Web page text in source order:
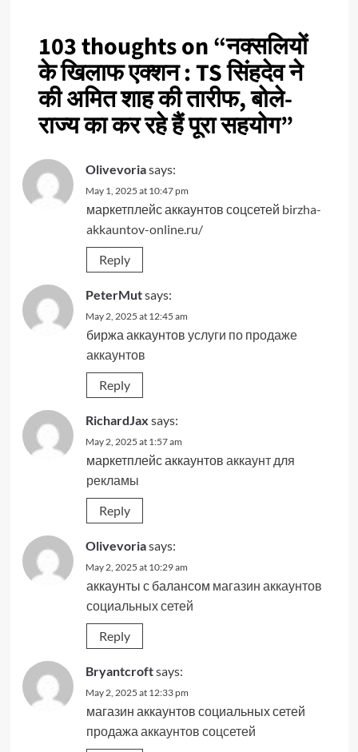
103 thoughts on “नक्सलियों
के खिलाफ एक्शन : TS सिंहदेव ने
की अमित शाह की तारीफ, बोले-
राज्य का कर रहे हैं पूरा सहयोग”
Olivevoriasays:
May 1, 2025 at 10:47 pm
маркетплейс аккаунтов соцсетей birzha-
akkauntov-online.ru/
Reply
PeterMutsays:
May 2, 2025 at 12:45 am
биржа аккаунтов услуги по продаже
аккаунтов
Reply
RichardJax says:
May 2, 2025 at 1:57 am
маркетплейс аккаунтов аккаунт для
рекламы
Reply
Olivevoriasays:
May 2, 2025 at 10:29 am
аккаунты с балансом магазин аккаунтов
социальных сетей
Reply
Bryantcroftsays:
May 2, 2025 at 12:33 pm
магазин аккаунтов социальных сетей
продажа аккаунтов соцсетей